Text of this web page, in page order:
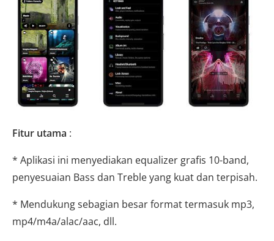
Fitur utama :
* Aplikasi ini menyediakan equalizer grafis 10-band,
penyesuaian Bass dan Treble yang kuat dan terpisah.
* Mendukung sebagian besar format termasuk mp3,
mp4/m4a/alac/aac, dll.